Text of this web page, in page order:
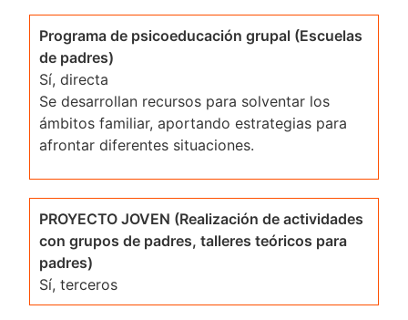
Programa de psicoeducación grupal (Escuelas
de padres)
Sí, directa
Se desarrollan recursos para solventar los
ámbitos familiar, aportando estrategias para
afrontar diferentes situaciones.
PROYECTO JOVEN (Realización de actividades
con grupos de padres, talleres teóricos para
padres)
Sí, terceros